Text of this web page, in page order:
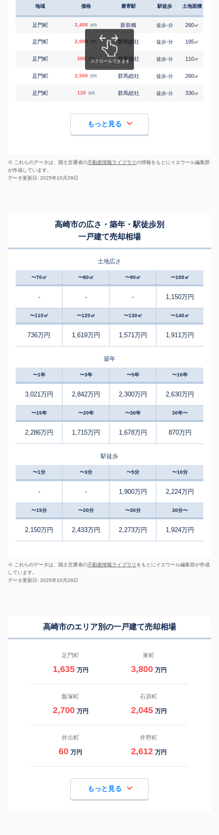
地域 価格 最寄駅 駅徒歩 土地面積
足門町 2,400 万円 新前橋 徒歩-分 260㎡
足門町 2,000 万円 群馬総社 徒歩-分 195㎡
足門町 280 万円 群馬総社 徒歩-分 110㎡
足門町 2,500 万円 群馬総社 徒歩-分 260㎡
足門町 120 万円 群馬総社 徒歩-分 330㎡
もっと見る
※ これらのデータは、国土交通省の不動産情報ライブラリの情報をもとにイエウール編集部
が作成しています。
データ更新日: 2025年10月29日
高崎市の広さ・築年・駅徒歩別
一戸建て売却相場
土地広さ
〜70㎡ 〜80㎡ 〜90㎡ 〜100㎡
- - - 1,150万円
〜110㎡ 〜120㎡ 〜130㎡ 〜140㎡
736万円 1,619万円 1,571万円 1,911万円
築年
〜1年 〜3年 〜5年 〜10年
3,021万円 2,842万円 2,300万円 2,630万円
〜15年 〜20年 〜30年 30年〜
2,286万円 1,715万円 1,678万円 870万円
駅徒歩
〜1分 〜3分 〜5分 〜10分
- - 1,900万円 2,224万円
〜15分 〜20分 〜30分 30分〜
2,150万円 2,433万円 2,273万円 1,924万円
※ これらのデータは、国土交通省の不動産情報ライブラリ をもとにイエウール編集部が作成
しています。
データ更新日: 2025年10月29日
高崎市のエリア別の一戸建て売却相場
足門町
1,635 万円
東町
3,800 万円
飯塚町
2,700 万円
石原町
2,045 万円
井出町
60 万円
井野町
2,612 万円
もっと見る